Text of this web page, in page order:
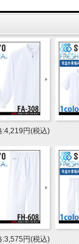
:4,219円(税込)
:3,575円(税込)